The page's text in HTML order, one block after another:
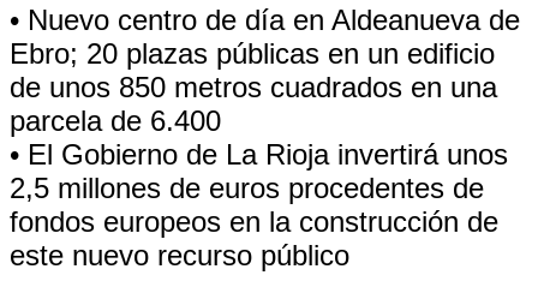
• Nuevo centro de día en Aldeanueva de
Ebro; 20 plazas públicas en un edificio
de unos 850 metros cuadrados en una
parcela de 6.400
• El Gobierno de La Rioja invertirá unos
2,5 millones de euros procedentes de
fondos europeos en la construcción de
este nuevo recurso público